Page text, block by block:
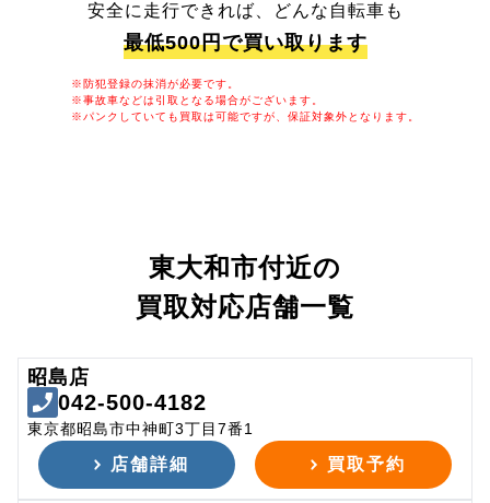
安全に走行できれば、どんな自転車も
最低500円で買い取ります
※防犯登録の抹消が必要です。
※事故車などは引取となる場合がございます。
※パンクしていても買取は可能ですが、保証対象外となります。
東大和市付近の
買取対応店舗一覧
昭島店
042-500-4182
東京都昭島市中神町3丁目7番1
店舗詳細 買取予約